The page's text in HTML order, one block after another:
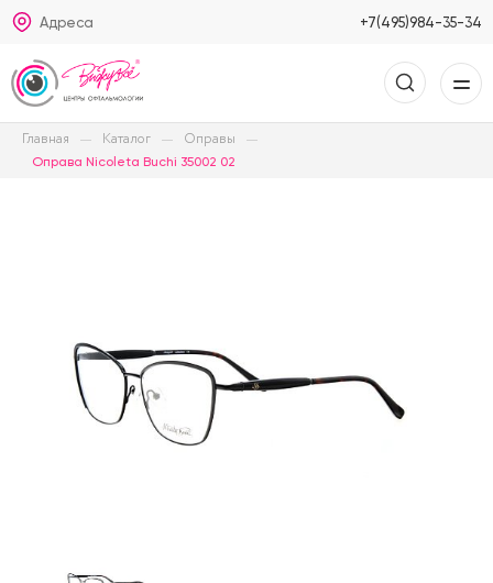
Адреса +7(495)984-35-34
Главная Каталог Оправы
Оправа Nicoleta Buchi 35002 02